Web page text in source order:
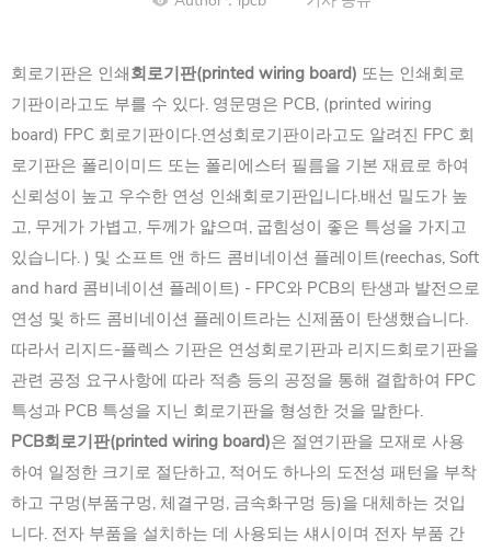
회로기판은 인쇄회로기판(printed wiring board) 또는 인쇄회로
기판이라고도 부를 수 있다. 영문명은 PCB, (printed wiring
board) FPC 회로기판이다.연성회로기판이라고도 알려진 FPC 회
로기판은 폴리이미드 또는 폴리에스터 필름을 기본 재료로 하여
신뢰성이 높고 우수한 연성 인쇄회로기판입니다.배선 밀도가 높
고, 무게가 가볍고, 두께가 얇으며, 굽힘성이 좋은 특성을 가지고
있습니다. ) 및 소프트 앤 하드 콤비네이션 플레이트(reechas, Soft
and hard 콤비네이션 플레이트) - FPC와 PCB의 탄생과 발전으로
연성 및 하드 콤비네이션 플레이트라는 신제품이 탄생했습니다.
따라서 리지드-플렉스 기판은 연성회로기판과 리지드회로기판을
관련 공정 요구사항에 따라 적층 등의 공정을 통해 결합하여 FPC
특성과 PCB 특성을 지닌 회로기판을 형성한 것을 말한다.
PCB회로기판(printed wiring board)은 절연기판을 모재로 사용
하여 일정한 크기로 절단하고, 적어도 하나의 도전성 패턴을 부착
하고 구멍(부품구멍, 체결구멍, 금속화구멍 등)을 대체하는 것입
니다. 전자 부품을 설치하는 데 사용되는 섀시이며 전자 부품 간